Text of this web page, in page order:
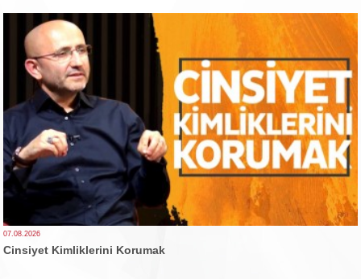
07.08.2026
Cinsiyet Kimliklerini Korumak